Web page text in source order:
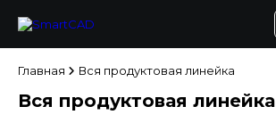
Главная Вся продуктовая линейка
Вся продуктовая линейка